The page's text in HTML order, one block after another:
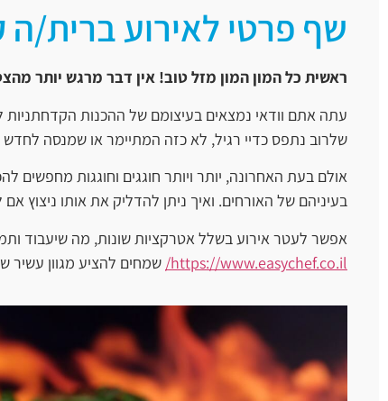
שף פרטי לאירוע ברית/ה
ראשית כל המון המון מזל טוב! אין דבר מרגש יותר
עתה אתם וודאי נמצאים בעיצומם של ההכנות
שלרוב נתפס כדיי רגיל, לא כזה המתיימר או שמנסה
אולם בעת האחרונה, יותר ויותר חוגגים וחוגגות מחפשים
בעיניהם של האורחים. ואיך ניתן להדליק את אותו ניצוץ
אפשר לעטר אירוע בשלל אטרקציות שונות, מה שיעבוד
https://www.easychef.co.il/ שמחים להציע מגוון עשיר